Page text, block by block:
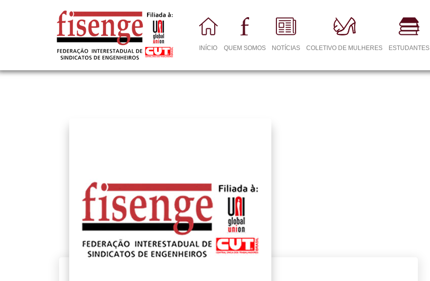
INÍCIO QUEM SOMOS NOTÍCIAS COLETIVO DE MULHERES ESTUDANTES